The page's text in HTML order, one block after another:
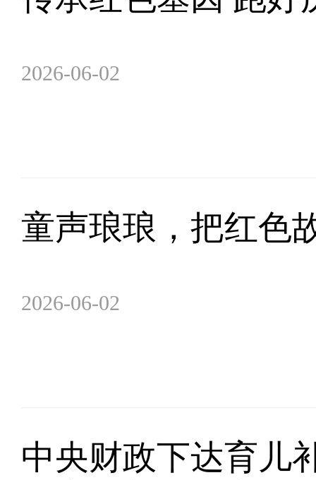
2026-06-02
童声琅琅，把红色
2026-06-02
中央财政下达育儿